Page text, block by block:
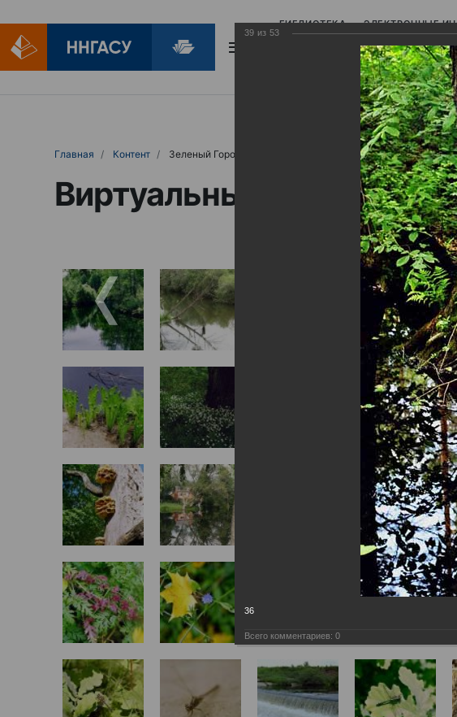
БИБЛИОТЕКА ЭЛЕКТРОННЫЕ
БИБЛИОПОМОЩЬ
Главная Контент Зеленый Город
Виртуальные выставки
39 из 53
36
Всего комментариев: 0